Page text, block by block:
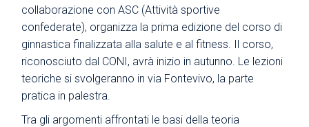
collaborazione con ASC (Attività sportive
confederate), organizza la prima edizione del corso di
ginnastica finalizzata alla salute e al fitness. Il corso,
riconosciuto dal CONI, avrà inizio in autunno. Le lezioni
teoriche si svolgeranno in via Fontevivo, la parte
pratica in palestra.
Tra gli argomenti affrontati le basi della teoria